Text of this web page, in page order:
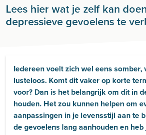
Lees hier wat je zelf kan
depressieve gevoelens te
Iedereen voelt zich wel eens somber,
lusteloos. Komt dit vaker op korte
voor? Dan is het belangrijk om dit in
houden. Het zou kunnen helpen om
aanpassingen in je levensstijl aan te
de gevoelens lang aanhouden en